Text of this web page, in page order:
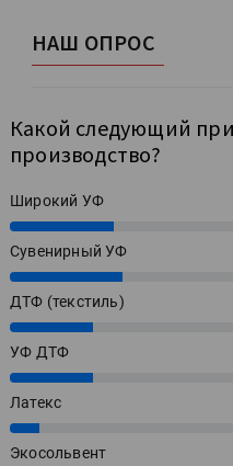
НАШ ОПРОС
Какой следующий
производство?
Широкий УФ
25%
Сувенирный УФ
27%
ДТФ (текстиль)
20%
УФ ДТФ
20%
Латекс
7%
Экосольвент